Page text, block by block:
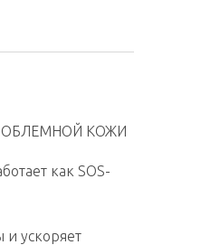
КОЖИ
как SOS-
ускоряет